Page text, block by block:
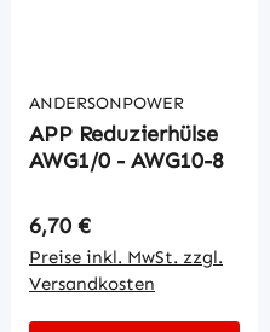
ANDERSONPOWER
APP Reduzierhülse
AWG1/0 - AWG10-8
Regulärer Preis:
6,70 €
Preise inkl. MwSt. zzgl.
Versandkosten